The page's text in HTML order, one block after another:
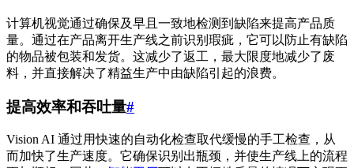
计算机视觉通过确保及早且一致地检测到缺陷来提高产品质
量。通过在产品离开生产线之前识别瑕疵，它可以防止有缺陷
的物品被包装和发货。这减少了返工，最大限度地减少了废
料，并直接解决了精益生产中由缺陷引起的浪费。
提高效率和吞吐量#
Vision AI 通过用快速的自动化检查取代缓慢的手工检查，从
而加快了生产速度。它确保识别出瓶颈，并使生产线上的流程